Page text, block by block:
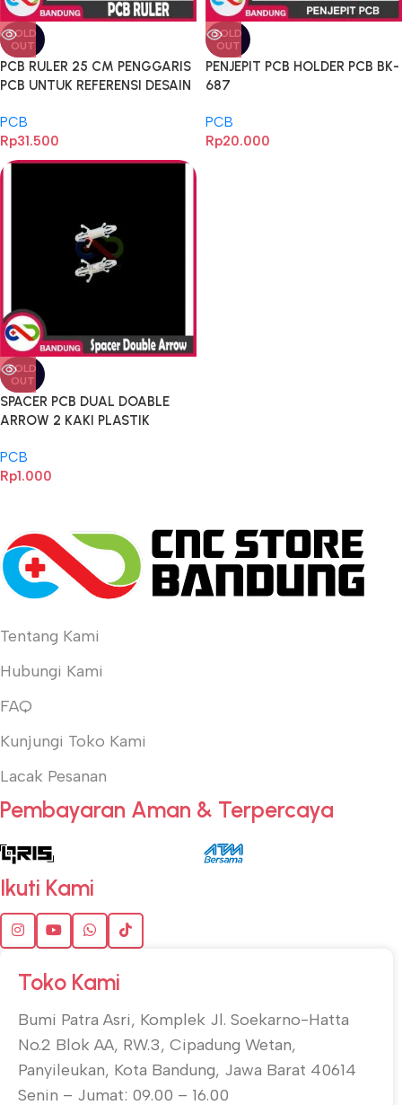
SOLD
OUT
PCB RULER 25 CM PENGGARIS
PCB UNTUK REFERENSI DESAIN
PCB
Rp31.500
SOLD
OUT
PENJEPIT PCB HOLDER PCB BK-
687
PCB
Rp20.000
SOLD
OUT
SPACER PCB DUAL DOABLE
ARROW 2 KAKI PLASTIK
PCB
Rp1.000
Tentang Kami
Hubungi Kami
FAQ
Kunjungi Toko Kami
Lacak Pesanan
Pembayaran Aman & Terpercaya
Ikuti Kami
Toko Kami
Bumi Patra Asri, Komplek Jl. Soekarno-Hatta
No.2 Blok AA, RW.3, Cipadung Wetan,
Panyileukan, Kota Bandung, Jawa Barat 40614
Senin – Jumat: 09.00 – 16.00